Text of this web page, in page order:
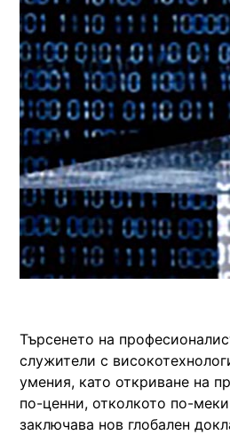
Търсенето на
служители с
умения, като откриване на
по-ценни, отколкото по-
заключава нов глобален